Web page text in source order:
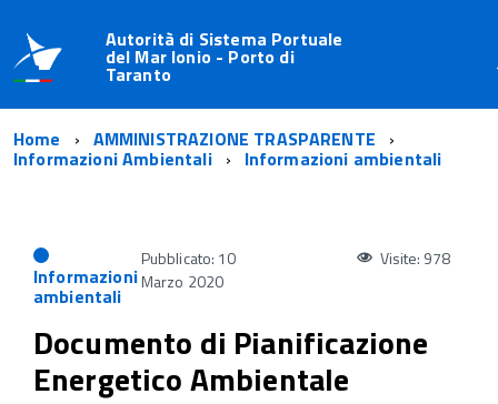
Autorità di Sistema Portuale
del Mar Ionio - Porto di
Taranto
Home AMMINISTRAZIONE TRASPARENTE
Informazioni Ambientali Informazioni ambientali
Informazioni
ambientali
Pubblicato: 10
Marzo 2020
Visite: 978
Documento di Pianificazione
Energetico Ambientale